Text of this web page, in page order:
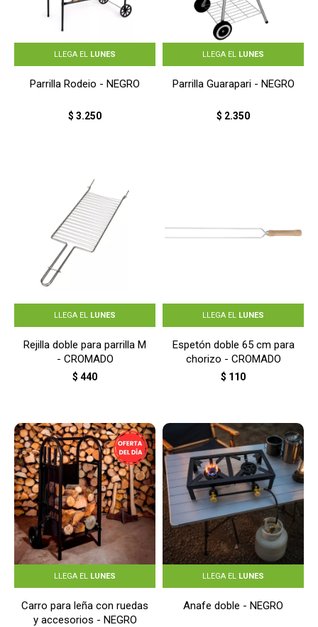
LLEGA EL LUNES
Parrilla Rodeio - NEGRO
$ 3.250
LLEGA EL LUNES
Parrilla Guarapari - NEGRO
$ 2.350
LLEGA EL LUNES
Rejilla doble para parrilla M
- CROMADO
$ 440
LLEGA EL LUNES
Espetón doble 65 cm para
chorizo - CROMADO
$ 110
LLEGA EL LUNES
Carro para leña con ruedas
y accesorios - NEGRO
LLEGA EL LUNES
Anafe doble - NEGRO